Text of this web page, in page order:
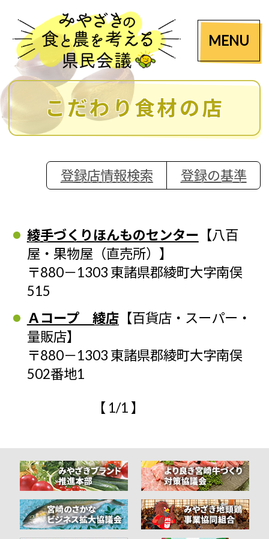
MENU
こだわり食材の店
登録店情報検索 登録の基準
綾手づくりほんものセンター 【八百
屋・果物屋（直売所）】
〒880－1303 東諸県郡綾町大字南俣
515
Ａコープ 綾店【百貨店・スーパー・
量販店】
〒880－1303 東諸県郡綾町大字南俣
502番地1
【 1/1 】